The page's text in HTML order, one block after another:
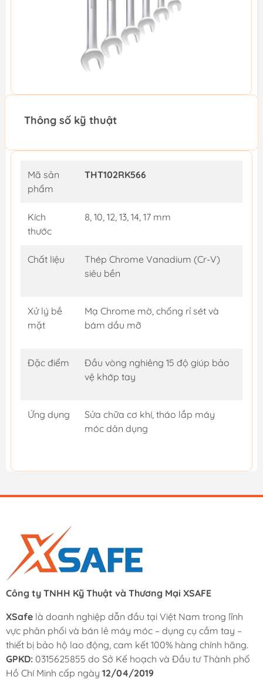
Thông số kỹ thuật
Mã sản
phẩm
THT102RK566
Kích
thước
8, 10, 12, 13, 14, 17 mm
Chất liệu
Thép Chrome Vanadium (Cr-V)
siêu bền
Xử lý bề
mặt
Mạ Chrome mờ, chống rỉ sét và
bám dầu mỡ
Đặc điểm
Đầu vòng nghiêng 15 độ giúp bảo
vệ khớp tay
Ứng dụng
Sửa chữa cơ khí, tháo lắp máy
móc dân dụng
Công ty TNHH Kỹ Thuật và Thương Mại XSAFE
XSafe là doanh nghiệp dẫn đầu tại Việt Nam trong lĩnh
vực phân phối và bán lẻ máy móc – dụng cụ cầm tay –
thiết bị bảo hộ lao động, cam kết 100% hàng chính hãng.
GPKD: 0315625855 do Sở Kế hoạch và Đầu tư Thành phố
Hồ Chí Minh cấp ngày 12/04/2019